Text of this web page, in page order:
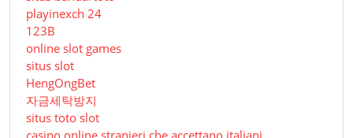
playinexch 24
123B
online slot games
situs slot
HengOngBet
자금세탁방지
situs toto slot
casino online stranieri che accettano italiani